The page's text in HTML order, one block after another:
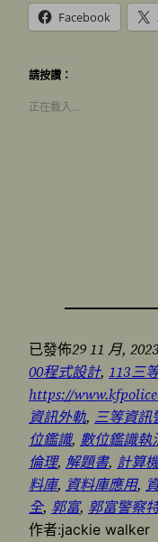
Facebook
請按讚：
正在載入…
已發佈29 11 月, 2023
00程式設計, 113三
https://
資訊外軌, 三等資訊
位鑑識, 數位鑑識執
倫理, 解題書, 計算
料庫, 資料庫應用,
全, 郭富, 郭富警察
作者:jackie walker